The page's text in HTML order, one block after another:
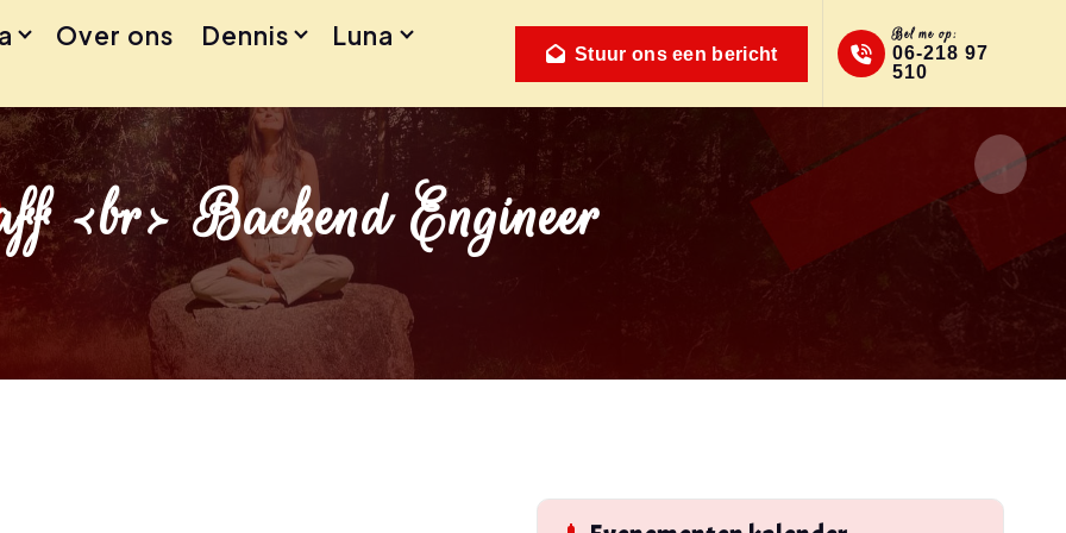
Over ons Dennis
Luna
Stuur ons een bericht
Bel me op:
06-218 97
510
<br> Backend Engineer